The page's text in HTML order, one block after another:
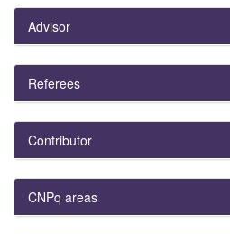
Advisor
Referees
Contributor
CNPq areas